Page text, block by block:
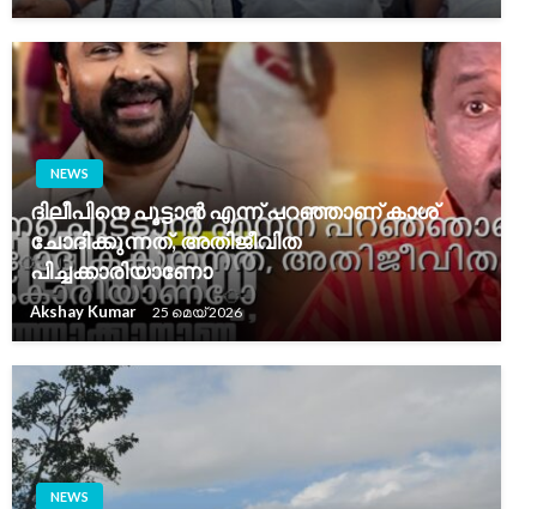
NEWS
ദിലീപിനെ പൂട്ടാൻ എന്ന് പറഞ്ഞാണ് കാശ്
ചോദിക്കുന്നത്, അതിജീവിത
പിച്ചക്കാരിയാണോ
Akshay Kumar 25 മെയ്‌ 2026
NEWS